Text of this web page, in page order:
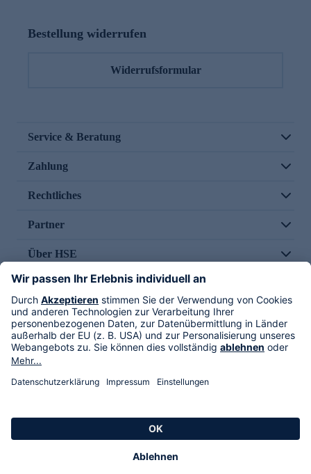
Bestellung widerrufen
Widerrufsformular
Service & Beratung
Zahlung
Rechtliches
Partner
Über HSE
Im TV
HSE International